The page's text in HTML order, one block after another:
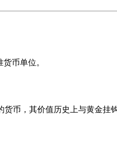
币单位。
币，其价值历史上与黄金挂